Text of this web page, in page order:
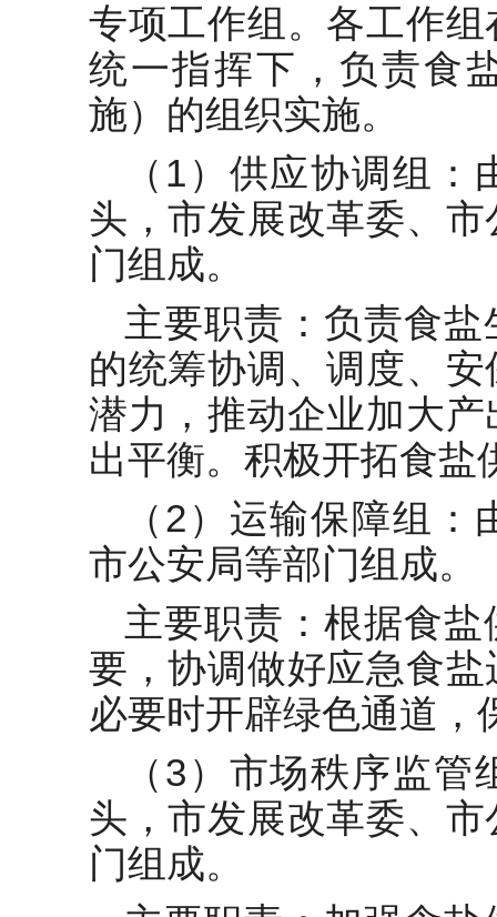
专项工作组。各工作
统一指挥下，负责食
施）的组织实施。
（1）供应协调组
头，市发展改革委、
门组成。
主要职责：负责食
的统筹协调、调度、
潜力，推动企业加大
出平衡。积极开拓食盐
（2）运输保障组
市公安局等部门组成。
主要职责：根据食
要，协调做好应急食
必要时开辟绿色通道，
（3）市场秩序监
头，市发展改革委、
门组成。